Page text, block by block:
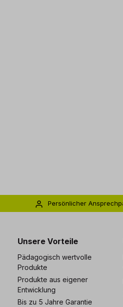
Persönlicher
Unsere Vorteile
Pädagogisch wertvolle
Produkte
Produkte aus eigener
Entwicklung
Bis zu 5 Jahre Garantie